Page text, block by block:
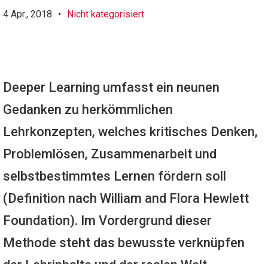
4 Apr., 2018 • Nicht kategorisiert
Deeper Learning umfasst ein neunen
Gedanken zu herkömmlichen
Lehrkonzepten, welches kritisches Denken,
Problemlösen, Zusammenarbeit und
selbstbestimmtes Lernen fördern soll
(Definition nach William and Flora Hewlett
Foundation). Im Vordergrund dieser
Methode steht das bewusste verknüpfen